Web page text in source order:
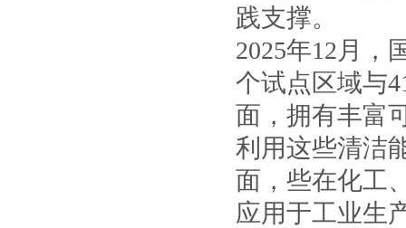
践支撑。
2025年12月，
个试点区域与
面，拥有丰富
利用这些清洁
面，些在化工
应用于工业生